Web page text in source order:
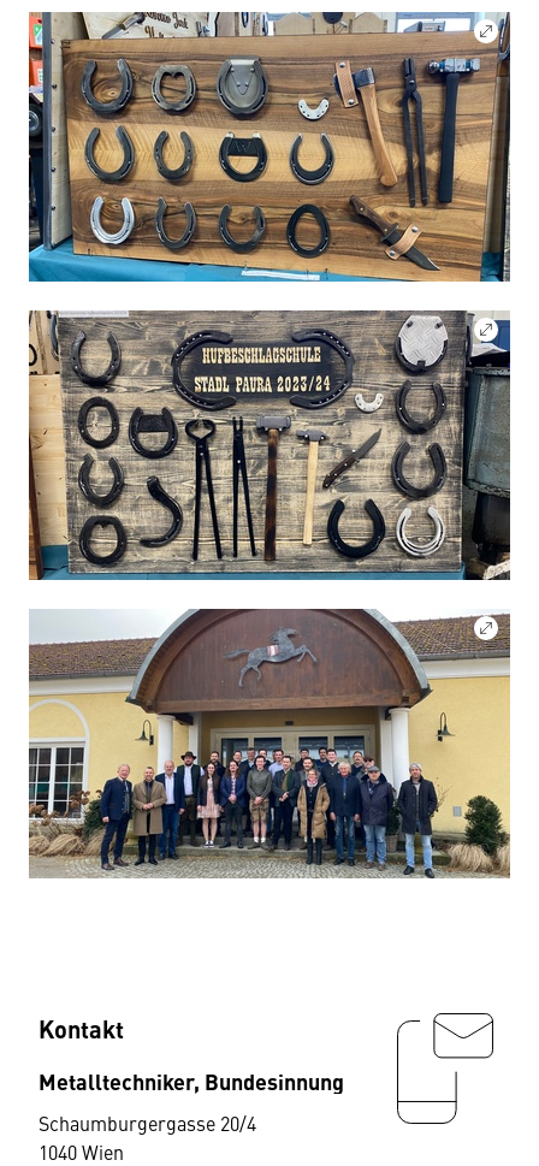
Kontakt
Metalltechniker, Bundesinnung
Schaumburgergasse 20/4
1040 Wien